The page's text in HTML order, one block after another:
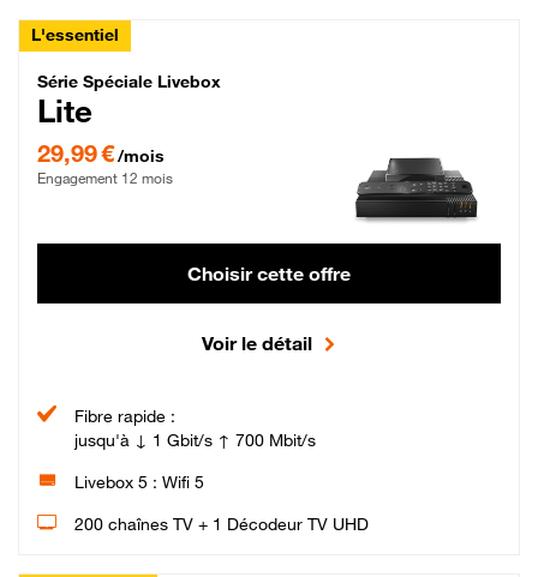
L'essentiel
Série Spéciale Livebox Lite Fibre
Série Spéciale Livebox
Lite
29,99 €/mois
Engagement 12 mois
Choisir cette offre
Voir le détail
Fibre rapide :
jusqu'à ↓ 1 Gbit/s ↑ 700 Mbit/s
Livebox 5 : Wifi 5
200 chaînes TV + 1 Décodeur TV UHD